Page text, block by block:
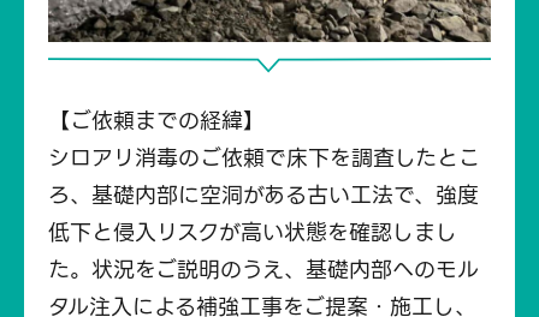
【ご依頼までの経緯】
シロアリ消毒のご依頼で床下を調査したとこ
ろ、基礎内部に空洞がある古い工法で、強度
低下と侵入リスクが高い状態を確認しまし
た。状況をご説明のうえ、基礎内部へのモル
タル注入による補強工事をご提案・施工し、